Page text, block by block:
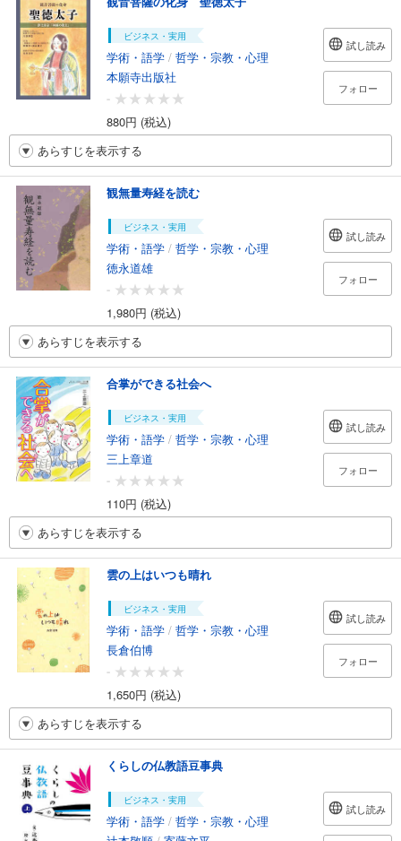
ビジネス・実用
学術・語学 / 哲学・宗教・心理
本願寺出版社
-
880円 (税込)
試し読み
フォロー
あらすじを表示する
観無量寿経を読む
ビジネス・実用
学術・語学 / 哲学・宗教・心理
徳永道雄
-
1,980円 (税込)
試し読み
フォロー
あらすじを表示する
合掌ができる社会へ
ビジネス・実用
学術・語学 / 哲学・宗教・心理
三上章道
-
110円 (税込)
試し読み
フォロー
あらすじを表示する
雲の上はいつも晴れ
ビジネス・実用
学術・語学 / 哲学・宗教・心理
長倉伯博
-
1,650円 (税込)
試し読み
フォロー
あらすじを表示する
くらしの仏教語豆事典
ビジネス・実用
学術・語学 / 哲学・宗教・心理
試し読み